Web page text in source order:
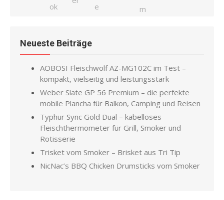
Neueste Beiträge
AOBOSI Fleischwolf AZ-MG102C im Test –
kompakt, vielseitig und leistungsstark
Weber Slate GP 56 Premium – die perfekte
mobile Plancha für Balkon, Camping und Reisen
Typhur Sync Gold Dual – kabelloses
Fleischthermometer für Grill, Smoker und
Rotisserie
Trisket vom Smoker – Brisket aus Tri Tip
NicNac’s BBQ Chicken Drumsticks vom Smoker